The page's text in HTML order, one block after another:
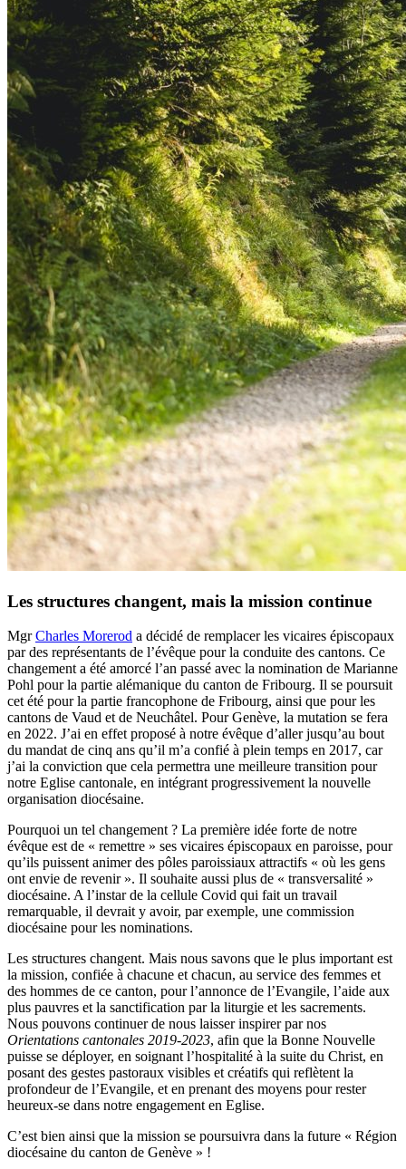
Les structures changent, mais la mission continue
MgrCharles Morerod a décidé de remplacer les vicaires épiscopaux
par des représentants de l’évêque pour la conduite des cantons. Ce
changement a été amorcé l’an passé avec la nomination de Marianne
Pohl pour la partie alémanique du canton de Fribourg. Il se poursuit
cet été pour la partie francophone de Fribourg, ainsi que pour les
cantons de Vaud et de Neuchâtel. Pour Genève, la mutation se fera
en 2022. J’ai en effet proposé à notre évêque d’aller jusqu’au bout
du mandat de cinq ans qu’il m’a confié à plein temps en 2017, car
j’ai la conviction que cela permettra une meilleure transition pour
notre Eglise cantonale, en intégrant progressivement la nouvelle
organisation diocésaine.
Pourquoi un tel changement ? La première idée forte de notre
évêque est de « remettre » ses vicaires épiscopaux en paroisse, pour
qu’ils puissent animer des pôles paroissiaux attractifs « où les gens
ont envie de revenir ». Il souhaite aussi plus de « transversalité »
diocésaine. A l’instar de la cellule Covid qui fait un travail
remarquable, il devrait y avoir, par exemple, une commission
diocésaine pour les nominations.
Les structures changent. Mais nous savons que le plus important est
la mission, confiée à chacune et chacun, au service des femmes et
des hommes de ce canton, pour l’annonce de l’Evangile, l’aide aux
plus pauvres et la sanctification par la liturgie et les sacrements.
Nous pouvons continuer de nous laisser inspirer par nos
Orientations cantonales 2019-2023, afin que la Bonne Nouvelle
puisse se déployer, en soignant l’hospitalité à la suite du Christ, en
posant des gestes pastoraux visibles et créatifs qui reflètent la
profondeur de l’Evangile, et en prenant des moyens pour rester
heureux-se dans notre engagement en Eglise.
C’est bien ainsi que la mission se poursuivra dans la future « Région
diocésaine du canton de Genève » !